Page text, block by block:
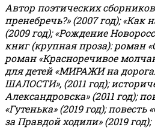
Автор поэтических
пренебречь?» (2007 год); «Как
(2009 год); «Рождение
книг (крупная проза): роман
роман «Красноречивое
для детей «МИРАЖИ на
ШАЛОСТИ», (2011 год);
Александровска» (2011 год);
«Гутенька» (2019 год);
за Правдой ходили» (2019 год);